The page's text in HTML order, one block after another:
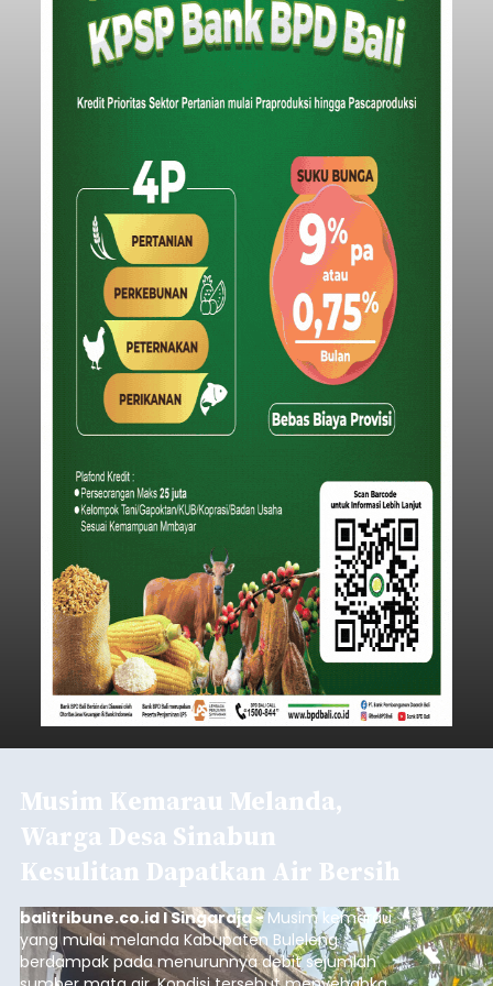
Musim Kemarau Melanda,
Warga Desa Sinabun
Kesulitan Dapatkan Air Bersih
balitribune.co.id I Singaraja -Musim kemarau
yang mulai melanda Kabupaten Buleleng
berdampak pada menurunnya debit sejumlah